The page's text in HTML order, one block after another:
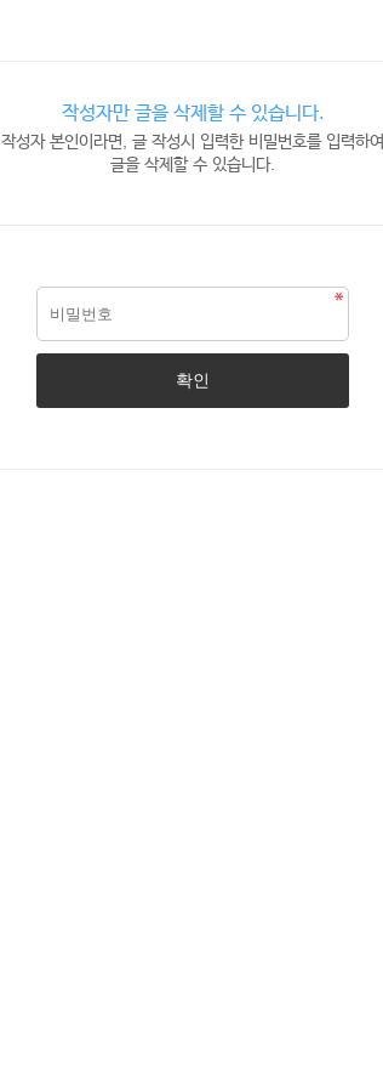
작성자만 글을 삭제할 수 있습니다.
작성자 본인이라면, 글 작성시 입력한 비밀번호를 입력하여
글을 삭제할 수 있습니다.